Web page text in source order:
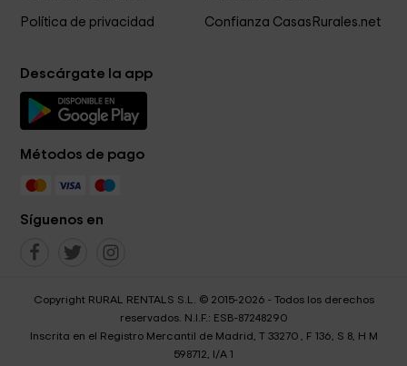
Política de privacidad Confianza CasasRurales.net
Descárgate la app
Métodos de pago
Síguenos en
Copyright RURAL RENTALS S.L. © 2015-2026 - Todos los derechos
reservados. N.I.F.: ESB-87248290
Inscrita en el Registro Mercantil de Madrid, T 33270 , F 136, S 8, H M
598712, I/A 1